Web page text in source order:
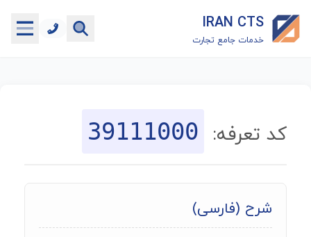
IRAN CTS
خدمات جامع تجارت
جستجوگر تعرفه گمرکی
ماشین حساب گمرکی
کد تعرفه: 39111000
شرح (فارسی)